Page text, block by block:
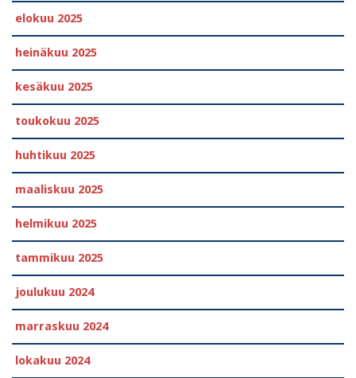
elokuu 2025
heinäkuu 2025
kesäkuu 2025
toukokuu 2025
huhtikuu 2025
maaliskuu 2025
helmikuu 2025
tammikuu 2025
joulukuu 2024
marraskuu 2024
lokakuu 2024